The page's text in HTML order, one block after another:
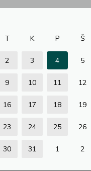
T K P Š
2 3 4 5
9 10 11 12
16 17 18 19
23 24 25 26
30 31 1 2